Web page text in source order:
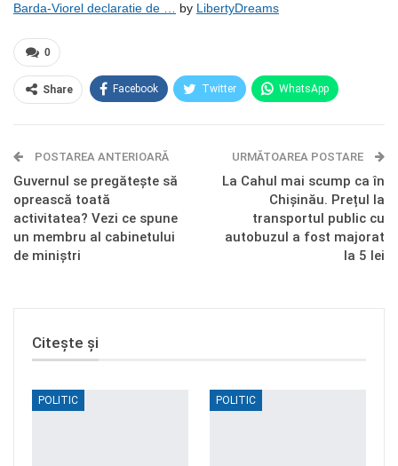
Barda-Viorel declaratie de … by LibertyDreams
0
Share Facebook Twitter WhatsApp
Telegram OK.ru
POSTAREA ANTERIOARĂ
Guvernul se pregătește să
oprească toată
activitatea? Vezi ce spune
un membru al cabinetului
de miniștri
URMĂTOAREA POSTARE
La Cahul mai scump ca în
Chișinău. Prețul la
transportul public cu
autobuzul a fost majorat
la 5 lei
Citește și
POLITIC POLITIC